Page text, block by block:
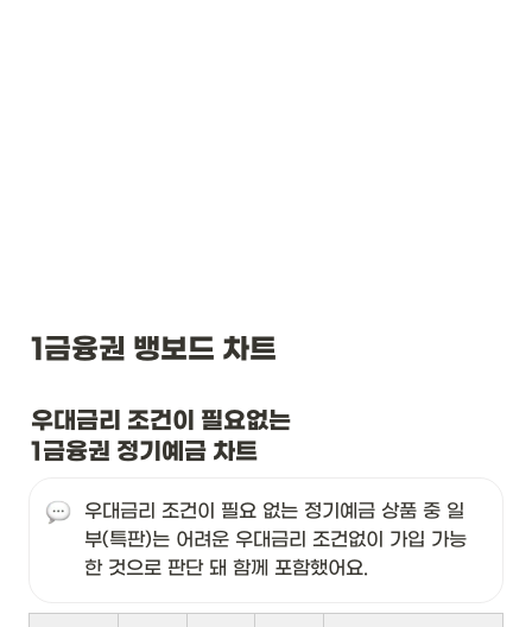
1금융권 뱅보드 차트
우대금리 조건이 필요없는
1금융권 정기예금 차트
우대금리 조건이 필요 없는 정기예금 상품 중 일
부(특판)는 어려운 우대금리 조건없이 가입 가능
한 것으로 판단 돼 함께 포함했어요.